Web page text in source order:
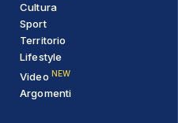
Cultura
Sport
Territorio
Lifestyle
Video NEW
Argomenti